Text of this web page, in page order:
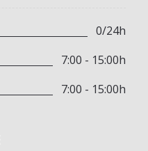
0/24h
7:00 - 15:00h
7:00 - 15:00h